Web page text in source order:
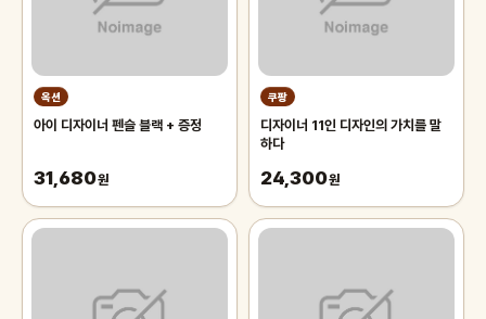
옥션
아이 디자이너 펜슬 블랙 + 증정
31,680원
쿠팡
디자이너 11인 디자인의 가치를 말
하다
24,300원